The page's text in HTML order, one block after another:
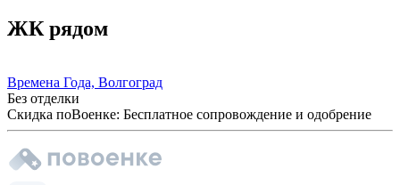
ЖК рядом
Времена Года, Волгоград
Без отделки
Скидка поВоенке: Бесплатное сопровождение и одобрение